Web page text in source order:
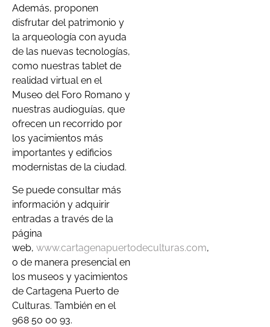
Además, proponen
disfrutar del patrimonio y
la arqueología con ayuda
de las nuevas tecnologías,
como nuestras tablet de
realidad virtual en el
Museo del Foro Romano y
nuestras audioguías, que
ofrecen un recorrido por
los yacimientos más
importantes y edificios
modernistas de la ciudad.
Se puede consultar más
información y adquirir
entradas a través de la
página
web, www.cartagenapuertodeculturas.com,
o de manera presencial en
los museos y yacimientos
de Cartagena Puerto de
Culturas. También en el
968 50 00 93.